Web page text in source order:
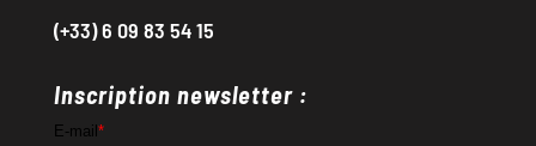
(+33) 6 09 83 54 15
Inscription newsletter :